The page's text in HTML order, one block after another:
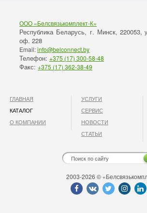
ООО «Белсвязькомплект-К»
Республика Беларусь, г. Минск, 220053,
оф. 228
Email:info@belconnect.by
Телефон: +375 (17) 300-58-48
Факс: +375 (17) 362-38-49
ГЛАВНАЯ
КАТАЛОГ
О КОМПАНИИ
УСЛУГИ
СЕРВИС
НОВОСТИ
СТАТЬИ
2003-2026 ©